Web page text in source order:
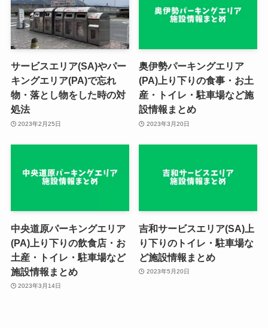
サービスエリア(SA)やパー
キングエリア(PA)で忘れ
物・落とし物をした時の対
処法
2023年2月25日
奥伊勢パーキングエリア
(PA)上り下りの食事・お土
産・トイレ・駐車場など施
設情報まとめ
2023年3月20日
中央道原パーキングエリア
(PA)上り下りの飲食店・お
土産・トイレ・駐車場など
施設情報まとめ
2023年3月14日
吉和サービスエリア(SA)上
り下りのトイレ・駐車場な
ど施設情報まとめ
2023年5月20日